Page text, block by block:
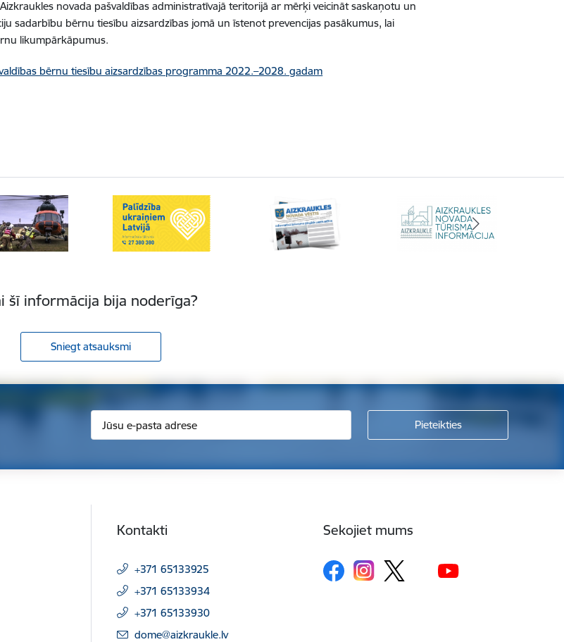
novada pašvaldības administratīvajā teritorijā ar mērķi veicināt saskaņotu un
sadarbību bērnu tiesību aizsardzības jomā un īstenot prevencijas pasākumus, lai
likumpārkāpumus.
bērnu tiesību aizsardzības programma 2022.–2028. gadam
šī informācija bija noderīga?
Sniegt atsauksmi
Kontakti
+371 65133925
+371 65133934
+371 65133930
E-pasts:
dome@aizkraukle.lv
Sekojiet mums